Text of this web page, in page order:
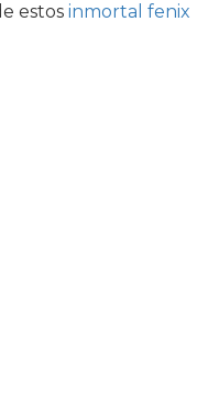
estos inmortal fenix